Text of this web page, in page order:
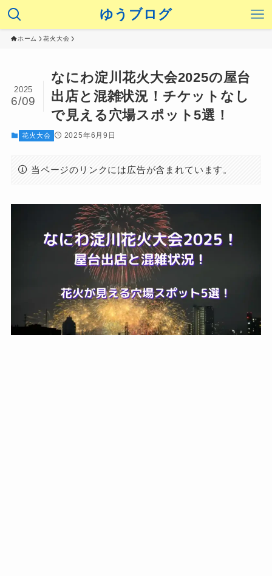
ゆうブログ
ホーム 花火大会
なにわ淀川花火大会2025の屋台
出店と混雑状況！チケットなし
で見える穴場スポット5選！
2025
6/09
花火大会 2025年6月9日
当ページのリンクには広告が含まれています。